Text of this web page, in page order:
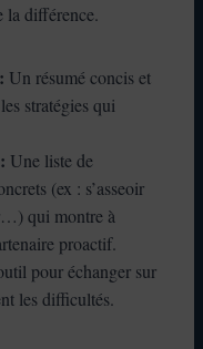
la différence.
Un résumé concis et
stratégies qui
Une liste de
(ex : s’asseoir
qui montre à
proactif.
pour échanger sur
les difficultés.